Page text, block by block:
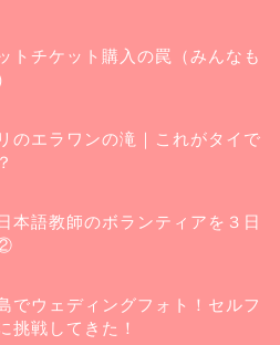
トチケット購入の罠（みんなも
のエラワンの滝｜これがタイで
本語教師のボランティアを３日
でウェディングフォト！セルフ
挑戦してきた！